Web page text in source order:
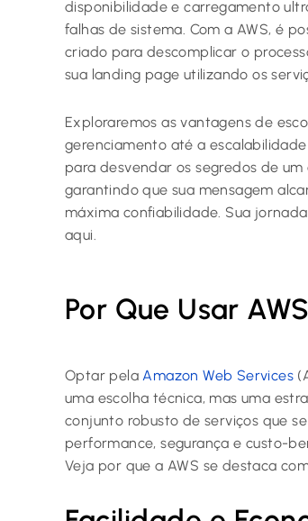
disponibilidade e carregamento
falhas de sistema. Com a AWS, é
criado para descomplicar o
sua landing page utilizando os
Exploraremos as vantagens de
gerenciamento até a
para desvendar os segredos de
garantindo que sua mensagem
máxima confiabilidade. Sua
aqui.
Por Que Usar
Optar pelaAmazon Web Services
uma escolha técnica, mas uma
conjunto robusto de serviços que
performance, segurança e custo-
Veja por que a AWS se destaca